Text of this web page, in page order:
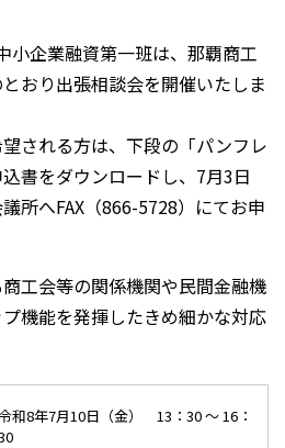
企業融資第一班は、那覇商工
おり出張相談会を開催いたしま
される方は、下段の「パンフレ
書をダウンロードし、7月3日
所へFAX（866-5728）にてお申
工会等の関係機関や民間金融機
機能を発揮したきめ細かな対応
和8年7月10日（金） 13：30 ～ 16：